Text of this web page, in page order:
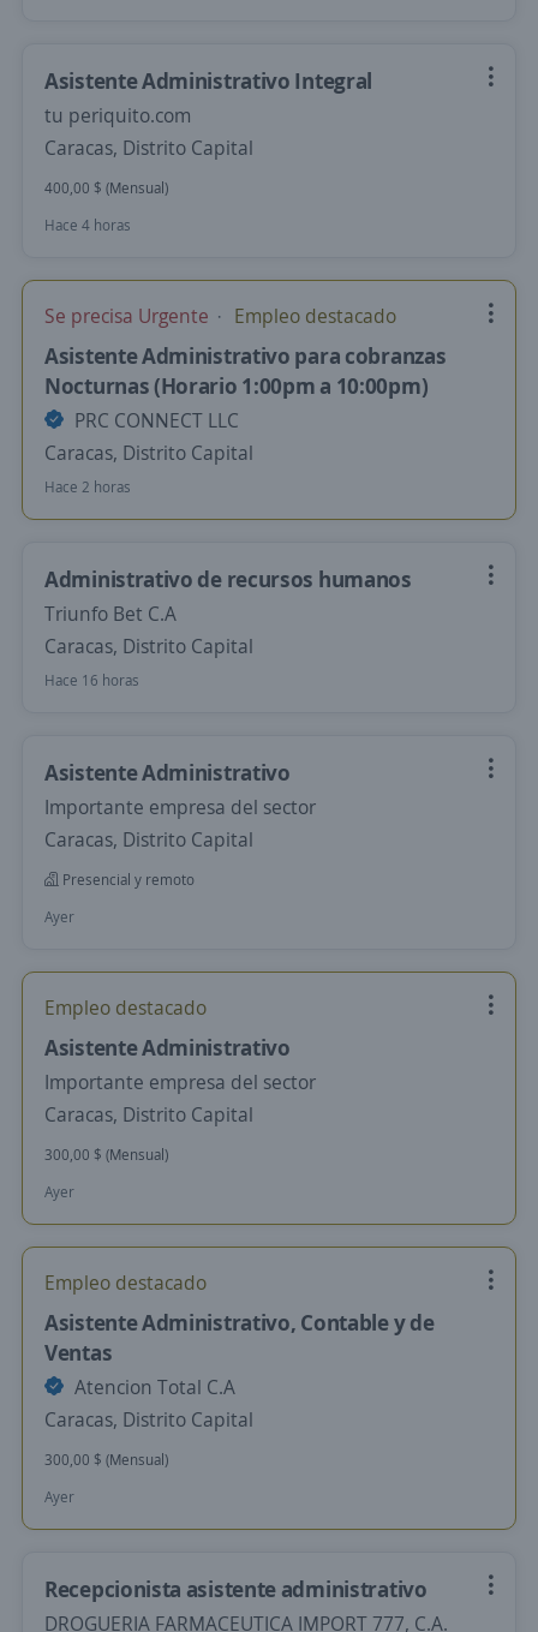
Asistente Administrativo Integral
tu periquito.com
Caracas, Distrito Capital
400,00 $ (Mensual)
Hace 4 horas
Se precisa Urgente Empleo destacado
Asistente Administrativo para cobranzas
Nocturnas (Horario 1:00pm a 10:00pm)
PRC CONNECT LLC
Caracas, Distrito Capital
Hace 2 horas
Administrativo de recursos humanos
Triunfo Bet C.A
Caracas, Distrito Capital
Hace 16 horas
Asistente Administrativo
Importante empresa del sector
Caracas, Distrito Capital
Presencial y remoto
Ayer
Empleo destacado
Asistente Administrativo
Importante empresa del sector
Caracas, Distrito Capital
300,00 $ (Mensual)
Ayer
Empleo destacado
Asistente Administrativo, Contable y de
Ventas
Atencion Total C.A
Caracas, Distrito Capital
300,00 $ (Mensual)
Ayer
Recepcionista asistente administrativo
DROGUERIA FARMACEUTICA IMPORT 777, C.A.